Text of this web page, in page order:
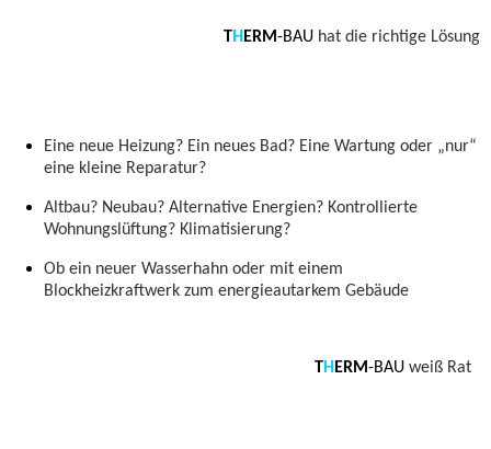
TH ERM-BAU hat die richtige Lösung
Eine neue Heizung? Ein neues Bad? Eine Wartung oder „nur“
eine kleine Reparatur?
Altbau? Neubau? Alternative Energien? Kontrollierte
Wohnungslüftung? Klimatisierung?
Ob ein neuer Wasserhahn oder mit einem
Blockheizkraftwerk zum energieautarkem Gebäude
TH ERM-BAU weiß Rat